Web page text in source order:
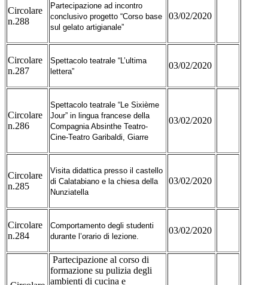
Circolare
n.288
Partecipazione ad incontro
conclusivo progetto “Corso base
sul gelato artigianale”
03/02/2020
Circolare
n.287
Spettacolo teatrale “L’ultima
lettera”
03/02/2020
Circolare
n.286
Spettacolo teatrale “Le Sixième
Jour” in lingua francese della
Compagnia Absinthe Teatro-
Cine-Teatro Garibaldi, Giarre
03/02/2020
Circolare
n.285
Visita didattica presso il castello
di Calatabiano e la chiesa della
Nunziatella
03/02/2020
Circolare
n.284
Comportamento degli studenti
durante l’orario di lezione.
03/02/2020
Partecipazione al corso di
formazione su pulizia degli
ambienti di cucina e